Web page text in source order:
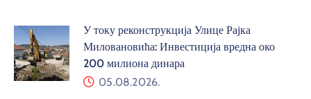
У току реконструкција Улице Рајка
Миловановића: Инвестиција вредна око
200 милиона динара
05.08.2026.